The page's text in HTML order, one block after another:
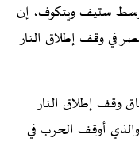
ستيف ويتكوف، إن
في وقف إطلاق النار
وقف إطلاق النار
أوقف الحرب في